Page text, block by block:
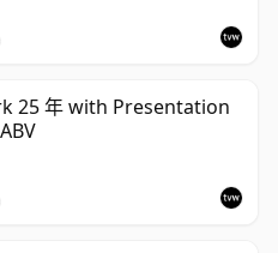
25 年 with Presentation